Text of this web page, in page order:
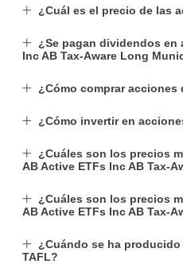
¿Cuál es el precio de las
¿Se pagan dividendos en
Inc AB Tax-Aware Long
¿Cómo comprar acciones
¿Cómo invertir en
¿Cuáles son los precios
AB Active ETFs Inc AB Tax-
¿Cuáles son los precios
AB Active ETFs Inc AB Tax-
¿Cuándo se ha
TAFL?